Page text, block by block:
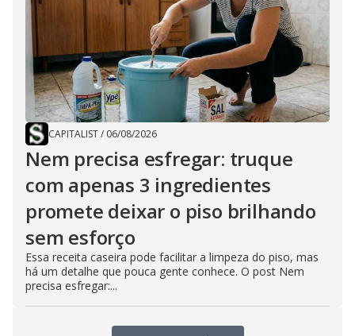
CAPITALIST/ 06/08/2026
Nem precisa esfregar: truque
com apenas 3 ingredientes
promete deixar o piso brilhando
sem esforço
Essa receita caseira pode facilitar a limpeza do piso, mas
há um detalhe que pouca gente conhece. O post Nem
precisa esfregar:...